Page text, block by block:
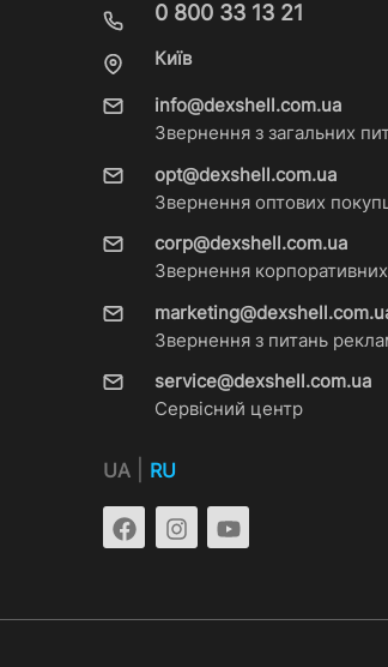
0 800 33 13 21
Київ
info@dexshell.com.ua
Звернення з загальних
opt@dexshell.com.ua
Звернення оптових
corp@dexshell.com.ua
Звернення корпоративних
Звернення з питань
service@dexshell.com.ua
Сервісний центр
UA RU